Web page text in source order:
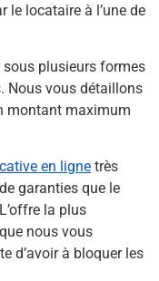
le locataire à l’une de
plusieurs formes
Nous vous détaillons
montant maximum
en ligne très
garanties que le
la plus
nous vous
d’avoir à bloquer les